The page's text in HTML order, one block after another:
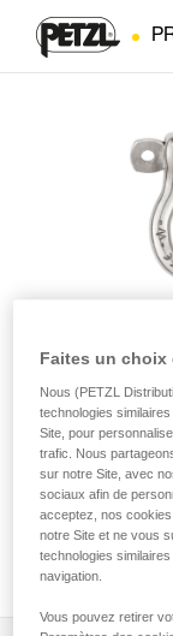
Manilles
Manilles
Manilles
sur un point
intégration
Faites un choix
Nous (PETZL
technologies
Site, pour
trafic. Nous
sur notre Site, avec
sociaux afin de
acceptez, nos
notre Site et ne vous
technologies
navigation.
Vous pouvez retirer